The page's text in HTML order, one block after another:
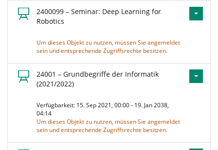
2400099 – Seminar: Deep Learning for
Robotics
Um dieses Objekt zu nutzen, müssen Sie angemeldet
sein und entsprechende Zugriffsrechte besitzen.
24001 – Grundbegriffe der Informatik
(2021/2022)
Verfügbarkeit: 15. Sep 2021, 00:00 - 19. Jan 2038,
04:14
Um dieses Objekt zu nutzen, müssen Sie angemeldet
sein und entsprechende Zugriffsrechte besitzen.